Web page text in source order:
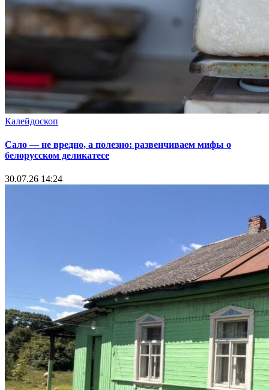
Калейдоскоп
Сало — не вредно, а полезно: развенчиваем мифы о
белорусском деликатесе
30.07.26 14:24